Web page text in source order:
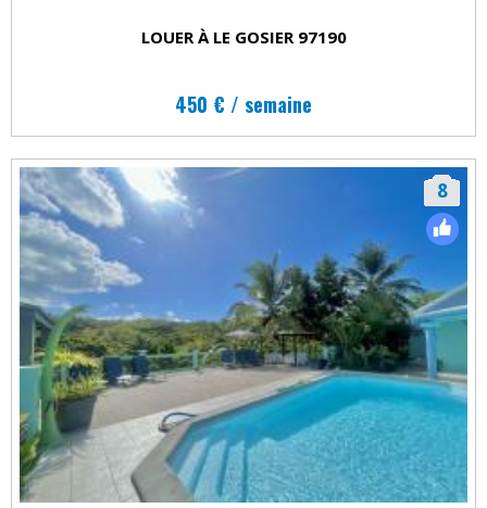
LOUER À LE GOSIER 97190
450 € / semaine
8